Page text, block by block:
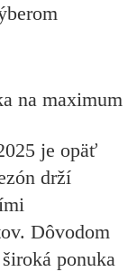
na maximum
je opäť
drží
Dôvodom
ponuka